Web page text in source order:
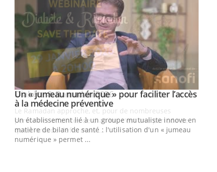
Youtube
Un « jumeau numérique » pour faciliter l’accès
à la médecine préventiveYoutube
Un établissement lié à un groupe mutualiste innove en
matière de bilan de santé : l'utilisation d'un « jumeau
numérique » permet ...